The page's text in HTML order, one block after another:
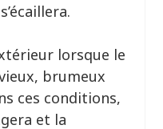
lorsque le
brumeux
ces conditions,
et la